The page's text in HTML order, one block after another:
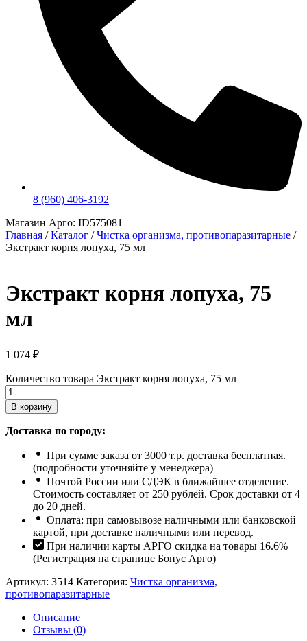
8 (960) 406-3192
Магазин Арго: ID575081
Главная / Каталог / Чистка организма, противопаразитарные /
Экстракт корня лопуха, 75 мл
Экстракт корня лопуха, 75
мл
1 074 ₽
Количество товара Экстракт корня лопуха, 75 мл
В корзину
Доставка по городу:
При сумме заказа от 3000 т.р. доставка бесплатная.
(подробности уточняйте у менеджера)
Почтой России или СДЭК в ближайшее отделение.
Стоимость составляет от 250 рублей. Срок доставки от 4
до 20 дней.
Оплата: при самовывозе наличными или банковской
картой, при доставке наличными или перевод.
При наличии карты АРГО скидка на товары 16.6%
(Регистрация на странице Бонус Арго)
Артикул: 3514 Категория: Чистка организма,
противопаразитарные
Описание
Отзывы (0)